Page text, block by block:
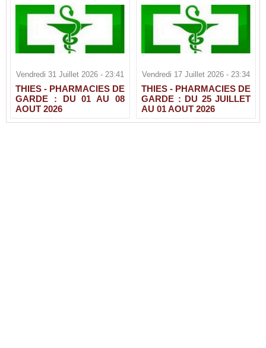
Vendredi 31 Juillet 2026 - 23:41
THIES - PHARMACIES DE
GARDE : DU 01 AU 08
AOUT 2026
Vendredi 17 Juillet 2026 - 23:34
THIES - PHARMACIES DE
GARDE : DU 25 JUILLET
AU 01 AOUT 2026